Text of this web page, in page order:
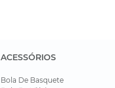
ACESSÓRIOS
Bola De Basquete